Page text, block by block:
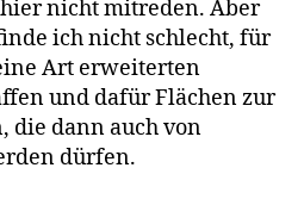
nicht mitreden. Aber
ich nicht schlecht, für
Art erweiterten
und dafür Flächen zur
die dann auch von
dürfen.